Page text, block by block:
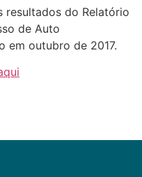
do Relatório
de Auto
em outubro de 2017.